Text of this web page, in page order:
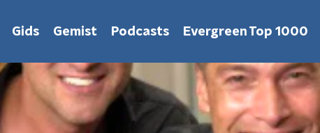
Gids Gemist Podcasts Evergreen Top 1000